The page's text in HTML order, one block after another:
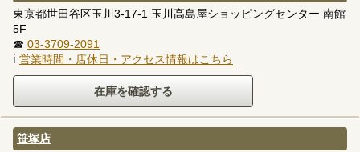
東京都世田谷区玉川3-17-1 玉川高島屋ショッピングセンター 南館
5F
☎ 03-3709-2091
ℹ 営業時間・店休日・アクセス情報はこちら
笹塚店